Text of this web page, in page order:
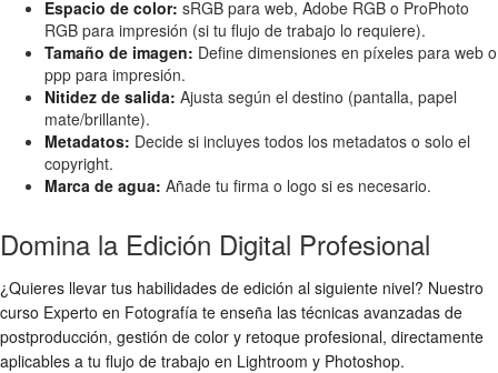
Espacio de color: sRGB para web, Adobe RGB o ProPhoto
RGB para impresión (si tu flujo de trabajo lo requiere).
Tamaño de imagen: Define dimensiones en píxeles para web o
ppp para impresión.
Nitidez de salida: Ajusta según el destino (pantalla, papel
mate/brillante).
Metadatos: Decide si incluyes todos los metadatos o solo el
copyright.
Marca de agua: Añade tu firma o logo si es necesario.
Domina la Edición Digital Profesional
¿Quieres llevar tus habilidades de edición al siguiente nivel? Nuestro
curso Experto en Fotografía te enseña las técnicas avanzadas de
postproducción, gestión de color y retoque profesional, directamente
aplicables a tu flujo de trabajo en Lightroom y Photoshop.